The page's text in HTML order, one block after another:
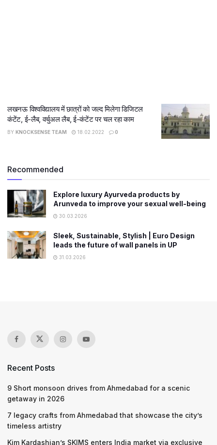
लखनऊ विश्वविद्यालय में छात्रों को जल्द मिलेगा डिजिटल
कंटेंट, ई-लैब, वर्चुअल लैब, ई-कंटेंट पर चल रहा काम
BY KNOCKSENSE TEAM 18.02.2022 0
Recommended
Explore luxury Ayurveda products by
Arunveda to improve your sexual well-being
30.03.2026
Sleek, Sustainable, Stylish | Euro Design
leads the future of wall panels in UP
31.03.2026
Recent Posts
9 Short monsoon drives from Ahmedabad for a scenic
getaway in 2026
7 legacy crafts from Ahmedabad that showcase the city’s
timeless artistry
Kim Kardashian’s SKIMS enters India market via exclusive